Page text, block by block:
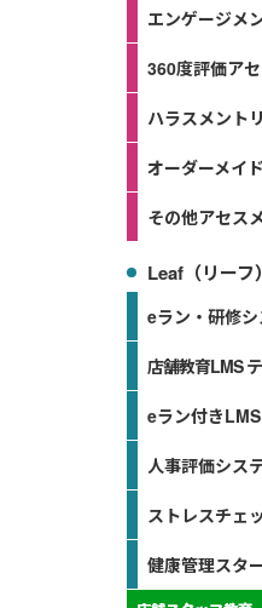
エンゲージメ
360度評価ア
ハラスメント
オーダーメイ
その他アセス
Leaf（リーフ）
eラン・研修
店舗教育LMS
eラン付きLMS
人事評価シス
ストレスチェ
健康管理スタ